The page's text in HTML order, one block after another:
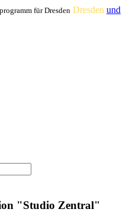
für Dresden Dresden und
"Studio Zentral"